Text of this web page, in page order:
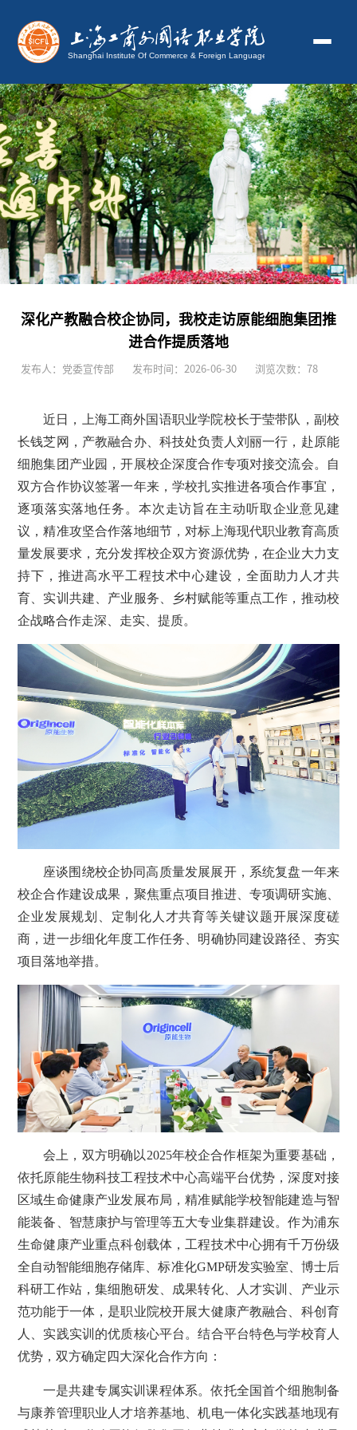
深化产教融合校企协同，我校走访原能细胞集团推
进合作提质落地
发布人：党委宣传部 发布时间：2026-06-30 浏览次数： 78
近日，上海工商外国语职业学院校长于莹带队，副校
长钱芝网，产教融合办、科技处负责人刘丽一行，赴原能
细胞集团产业园，开展校企深度合作专项对接交流会。自
双方合作协议签署一年来，学校扎实推进各项合作事宜，
逐项落实落地任务。本次走访旨在主动听取企业意见建
议，精准攻坚合作落地细节，对标上海现代职业教育高质
量发展要求，充分发挥校企双方资源优势，在企业大力支
持下，推进高水平工程技术中心建设，全面助力人才共
育、实训共建、产业服务、乡村赋能等重点工作，推动校
企战略合作走深、走实、提质。
座谈围绕校企协同高质量发展展开，系统复盘一年来
校企合作建设成果，聚焦重点项目推进、专项调研实施、
企业发展规划、定制化人才共育等关键议题开展深度磋
商，进一步细化年度工作任务、明确协同建设路径、夯实
项目落地举措。
会上，双方明确以2025年校企合作框架为重要基础，
依托原能生物科技工程技术中心高端平台优势，深度对接
区域生命健康产业发展布局，精准赋能学校智能建造与智
能装备、智慧康护与管理等五大专业集群建设。作为浦东
生命健康产业重点科创载体，工程技术中心拥有千万份级
全自动智能细胞存储库、标准化GMP研发实验室、博士后
科研工作站，集细胞研发、成果转化、人才实训、产业示
范功能于一体，是职业院校开展大健康产教融合、科创育
人、实践实训的优质核心平台。结合平台特色与学校育人
优势，双方确定四大深化合作方向：
一是共建专属实训课程体系。依托全国首个细胞制备
与康养管理职业人才培养基地、机电一体化实践基地现有